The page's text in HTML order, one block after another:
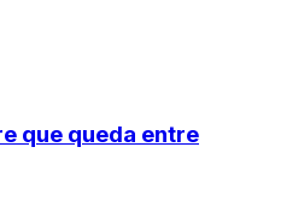
que queda entre